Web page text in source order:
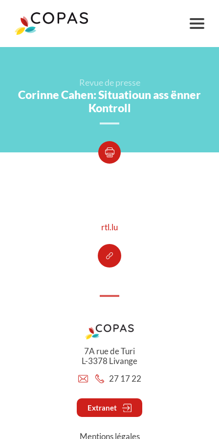
Revue de presse
Corinne Cahen: Situatioun ass ënner
Kontroll
rtl.lu
7A rue de Turi
L-3378 Livange
27 17 22
Extranet
Mentions légales